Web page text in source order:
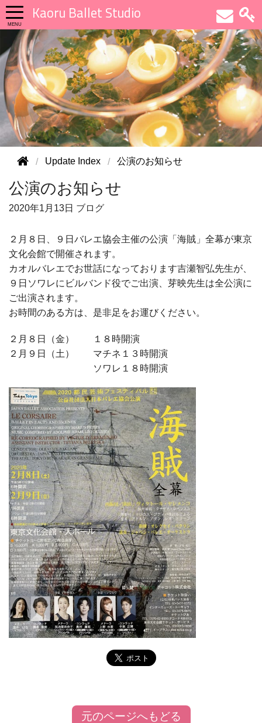
Kaoru Ballet Studio
Update Index 公演のお知らせ
公演のお知らせ
2020年1月13日 ブログ
２月８日、９日バレエ協会主催の公演「海賊」全幕が東京
文化会館で開催されます。
カオルバレエでお世話になっております吉瀬智弘先生が、
９日ソワレにビルバンド役でご出演、芽映先生は全公演に
ご出演されます。
お時間のある方は、是非足をお運びください。
２月８日（金） １８時開演
２月９日（土） マチネ１３時開演
ソワレ１８時開演
元のページへもどる